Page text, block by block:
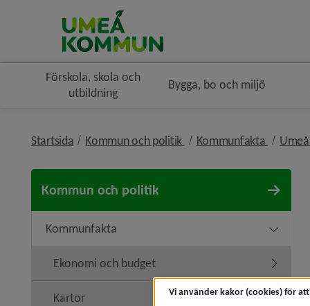
Förskola, skola och
utbildning
Bygga, bo och miljö
Startsida Kommun och politik nivå i
Kommunfakta nivå i
Kommun och politik
Kommunfakta
Ekonomi och budget
Kartor Vi använder kakor (cookies) för